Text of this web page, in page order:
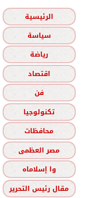
الرئيسية
سياسة
رياضة
اقتصاد
فن
تكنولوجيا
محافظات
مصر العظمى
وا إسلاماه
مقال رئيس التحرير